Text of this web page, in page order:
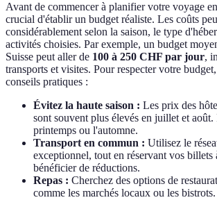
Avant de commencer à planifier votre voyage
crucial d'établir un budget réaliste. Les coûts
considérablement selon la saison, le type
activités choisies. Par exemple, un budget
Suisse peut aller de 100 à 250 CHF par jour,
transports et visites. Pour respecter votre
conseils pratiques :
Évitez la haute saison : Les prix des
sont souvent plus élevés en juillet et
printemps ou l'automne.
Transport en commun : Utilisez le
exceptionnel, tout en réservant vos billets
bénéficier de réductions.
Repas : Cherchez des options de
comme les marchés locaux ou les bistrots.